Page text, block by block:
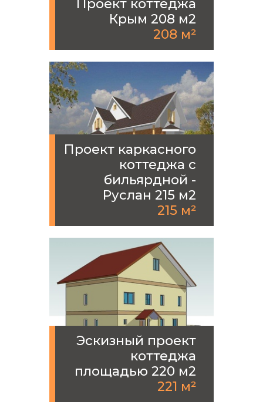
Проект коттеджа
Крым 208 м2
208 м²
Проект каркасного
коттеджа с
бильярдной -
Руслан 215 м2
215 м²
Эскизный проект
коттеджа
площадью 220 м2
221 м²